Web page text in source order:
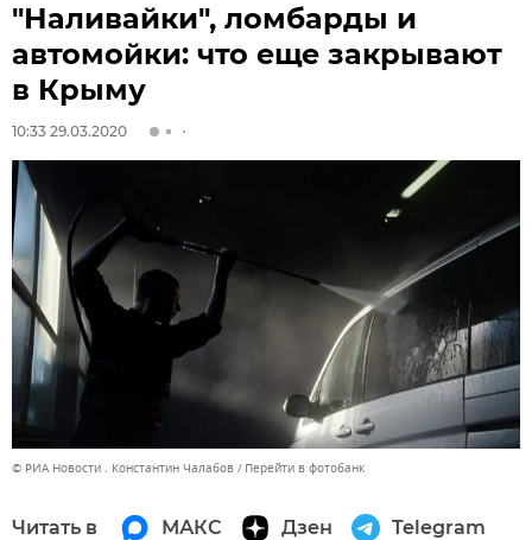
"Наливайки", ломбарды и
автомойки: что еще закрывают
в Крыму
10:33 29.03.2020
© РИА Новости . Константин Чалабов Перейти в фотобанк
Читать в МАКС Дзен Telegram